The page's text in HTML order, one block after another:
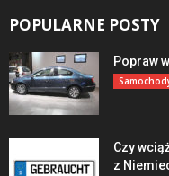
POPULARNE POSTY
Popraw
Czy
z